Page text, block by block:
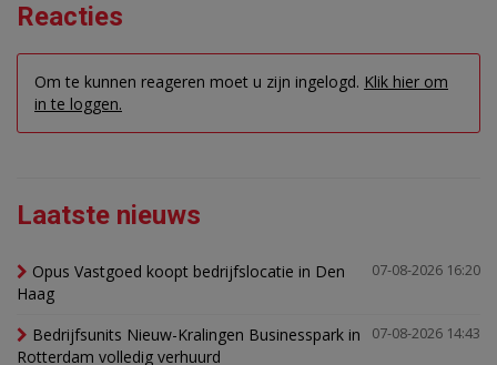
Reacties
Om te kunnen reageren moet u zijn ingelogd. Klik hier om
in te loggen.
Laatste nieuws
07-08-2026 16:20
Opus Vastgoed koopt bedrijfslocatie in Den
Haag
07-08-2026 14:43
Bedrijfsunits Nieuw-Kralingen Businesspark in
Rotterdam volledig verhuurd